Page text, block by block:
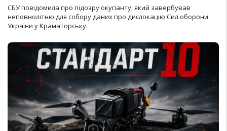
СБУ повідомила про підозру окупанту, який завербував
неповнолітню для собору даних про дислокацію Сил оборони
України у Краматорську.